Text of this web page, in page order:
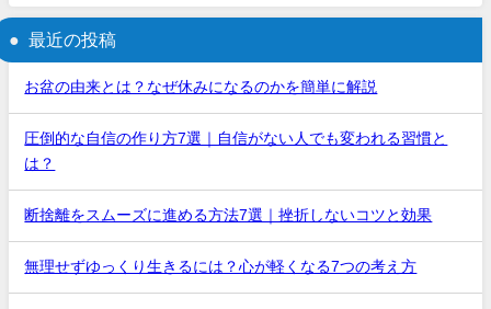
最近の投稿
お盆の由来とは？なぜ休みになるのかを簡単に解説
圧倒的な自信の作り方7選｜自信がない人でも変われる習慣と
は？
断捨離をスムーズに進める方法7選｜挫折しないコツと効果
無理せずゆっくり生きるには？心が軽くなる7つの考え方